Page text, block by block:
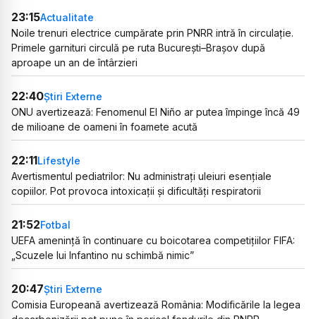
23:15Actualitate
Noile trenuri electrice cumpărate prin PNRR intră în circulație.
Primele garnituri circulă pe ruta București–Brașov după
aproape un an de întârzieri
22:40Știri Externe
ONU avertizează: Fenomenul El Niño ar putea împinge încă 49
de milioane de oameni în foamete acută
22:11Lifestyle
Avertismentul pediatrilor: Nu administrați uleiuri esențiale
copiilor. Pot provoca intoxicații și dificultăți respiratorii
21:52Fotbal
UEFA amenință în continuare cu boicotarea competițiilor FIFA:
„Scuzele lui Infantino nu schimbă nimic”
20:47Știri Externe
Comisia Europeană avertizează România: Modificările la legea